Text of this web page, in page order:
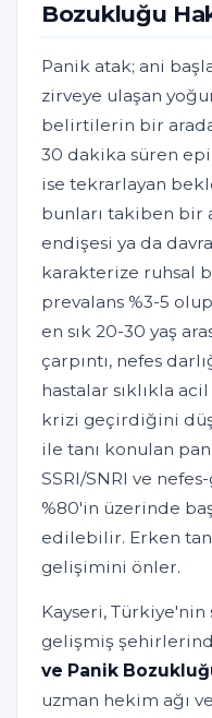
Bozukluğu
Panik atak; ani
zirveye ulaşan
belirtilerin bir
30 dakika süren
ise tekrarlayan
bunları takiben bir
endişesi ya da
karakterize ruhsal
prevalans %3-5
en sık 20-30 yaş
çarpıntı, nefes
hastalar sıklıkla
krizi geçirdiğini
ile tanı konulan
SSRI/SNRI ve
%80'in üzerinde
edilebilir. Erken
gelişimini önler.
Kayseri, Türkiye'nin
gelişmiş
ve Panik
uzman hekim ağı